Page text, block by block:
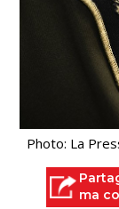
Photo: La
ma